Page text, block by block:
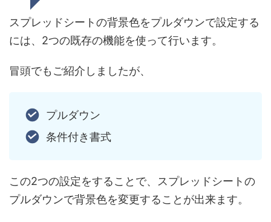
スプレッドシートの背景色をプルダウンで設定する
には、2つの既存の機能を使って行います。
冒頭でもご紹介しましたが、
プルダウン
条件付き書式
この2つの設定をすることで、スプレッドシートの
プルダウンで背景色を変更することが出来ます。